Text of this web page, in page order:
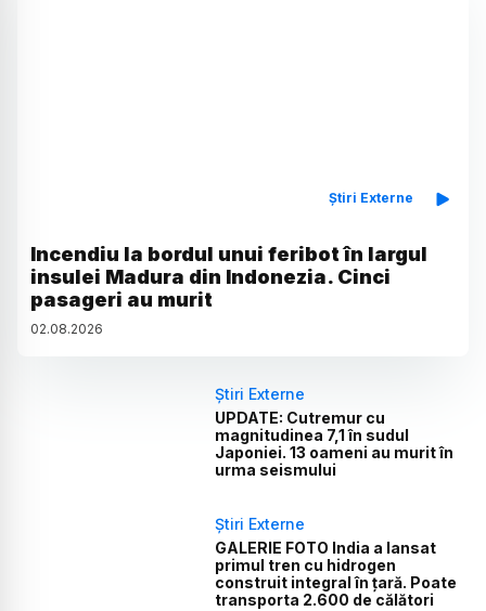
Știri Externe
Incendiu la bordul unui feribot în largul
insulei Madura din Indonezia. Cinci
pasageri au murit
02.08.2026
Știri Externe
UPDATE: Cutremur cu
magnitudinea 7,1 în sudul
Japoniei. 13 oameni au murit în
urma seismului
Știri Externe
GALERIE FOTO India a lansat
primul tren cu hidrogen
construit integral în țară. Poate
transporta 2.600 de călători